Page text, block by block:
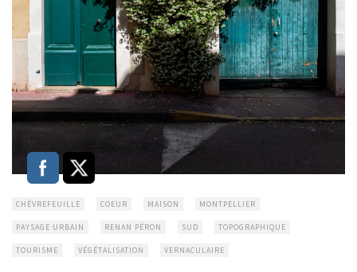
CHÈVREFEUILLE COEUR MAISON MONTPELLIER
PAYSAGE URBAIN RENAN PÉRON SUD TOPOGRAPHIQUE
TOURISME VÉGÉTALISATION VERNACULAIRE